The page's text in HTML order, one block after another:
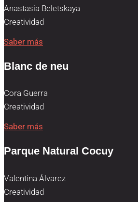
Anastasia Beletskaya
Creatividad
Saber más
Blanc de neu
Cora Guerra
Creatividad
Saber más
Parque Natural Cocuy
Valentina Álvarez
Creatividad